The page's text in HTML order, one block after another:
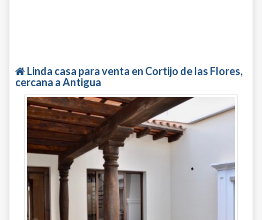
Linda casa para venta en Cortijo de las Flores,
cercana a Antigua